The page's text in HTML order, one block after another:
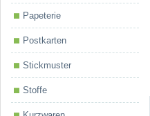
Papeterie
Postkarten
Stickmuster
Stoffe